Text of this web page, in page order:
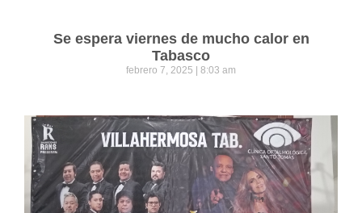
Se espera viernes de mucho calor en
Tabasco
febrero 7, 2025 8:03 am